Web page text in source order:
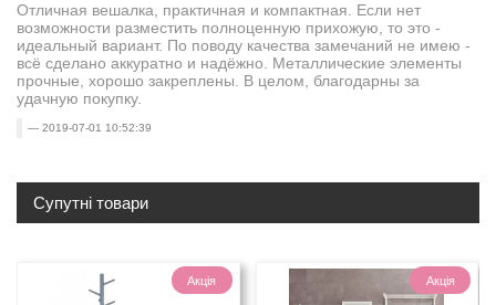
Отличная вешалка, практичная и компактная. Если нет
возможности разместить полноценную прихожую, то это -
идеальный вариант. По поводу качества замечаний не имею -
всё сделано аккуратно и надёжно. Металлические элементы
прочные, хорошо закреплены. В целом, благодарны за
удачную покупку.
2019-07-01 10:52:39
Супутні товари
Акція Акція